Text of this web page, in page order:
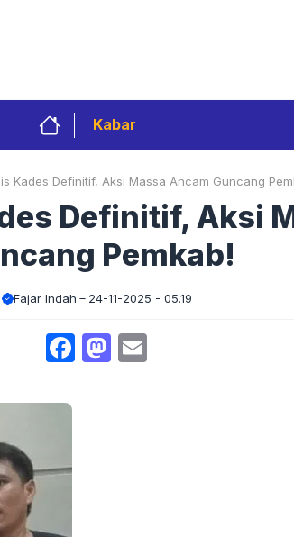
Kabar
Kades Definitif, Aksi Massa Ancam Guncang
Definitif, Aksi
Pemkab!
Fajar Indah 24-11-2025 - 05.19
Facebook
Mastodon